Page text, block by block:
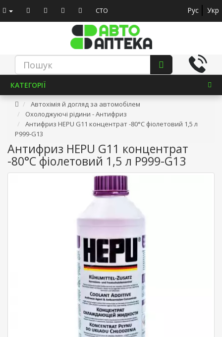
СТО Рус Укр
КАТЕГОРІЇ
Автохімія й догляд за автомобілем
Охолоджуючі рідини - Антифриз
Антифриз HEPU G11 концентрат -80°C фіолетовий 1,5 л
P999-G13
Антифриз HEPU G11 концентрат
-80°C фіолетовий 1,5 л P999-G13